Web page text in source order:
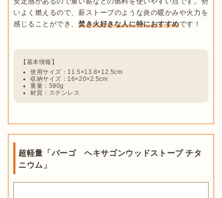
いよく燃えるので、薪ストーブのような炎の暖かみや火力を
感じることができ、焚き火好きな人に特におすすめです！
使用サイズ：11.5×13.8×12.5cm
収納サイズ：16×20×2.5cm
重量：590g
材質：ステンレス
超軽量「バーゴ ヘキサゴンウッドストーブ チタ
ニウム」